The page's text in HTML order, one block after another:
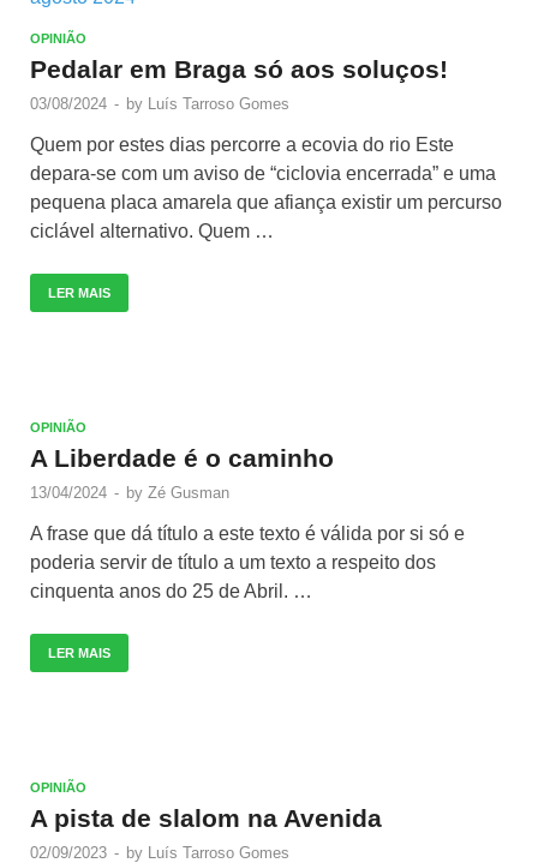
OPINIÃO
Pedalar em Braga só aos soluços!
03/08/2024 - by Luís Tarroso Gomes
Quem por estes dias percorre a ecovia do rio Este
depara-se com um aviso de “ciclovia encerrada” e uma
pequena placa amarela que afiança existir um percurso
ciclável alternativo. Quem …
LER MAIS
OPINIÃO
A Liberdade é o caminho
13/04/2024 - by Zé Gusman
A frase que dá título a este texto é válida por si só e
poderia servir de título a um texto a respeito dos
cinquenta anos do 25 de Abril. …
LER MAIS
OPINIÃO
A pista de slalom na Avenida
02/09/2023 - by Luís Tarroso Gomes